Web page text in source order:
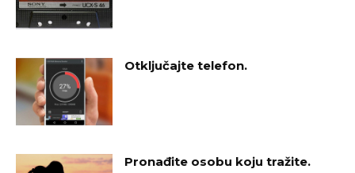
Otključajte telefon.
Pronađite osobu koju tražite.